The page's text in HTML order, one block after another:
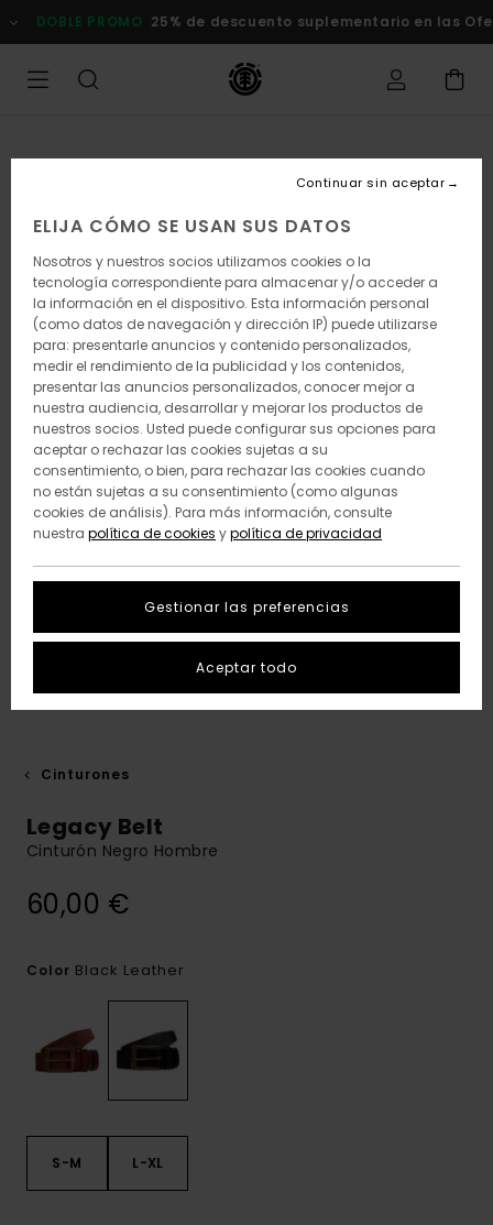
la
DOBLE PROMO 25% de descuento suplementario en las
Cinturones
Legacy Belt
Cinturón Negro Hombre
60,00 €
Color Black Leather
S-M L-XL
ELIJA CÓMO SE USAN SUS DATOS
Nosotros y nuestros socios utilizamos cookies o la
tecnología correspondiente para almacenar y/o acceder a
la información en el dispositivo. Esta información personal
(como datos de navegación y dirección IP) puede utilizarse
para: presentarle anuncios y contenido personalizados,
medir el rendimiento de la publicidad y los contenidos,
presentar las anuncios personalizados, conocer mejor a
nuestra audiencia, desarrollar y mejorar los productos de
nuestros socios. Usted puede configurar sus opciones para
aceptar o rechazar las cookies sujetas a su
consentimiento, o bien, para rechazar las cookies cuando
no están sujetas a su consentimiento (como algunas
cookies de análisis). Para más información, consulte
nuestra política de cookies ypolítica de privacidad
Gestionar las preferencias
Continuar sin aceptar
Aceptar todo